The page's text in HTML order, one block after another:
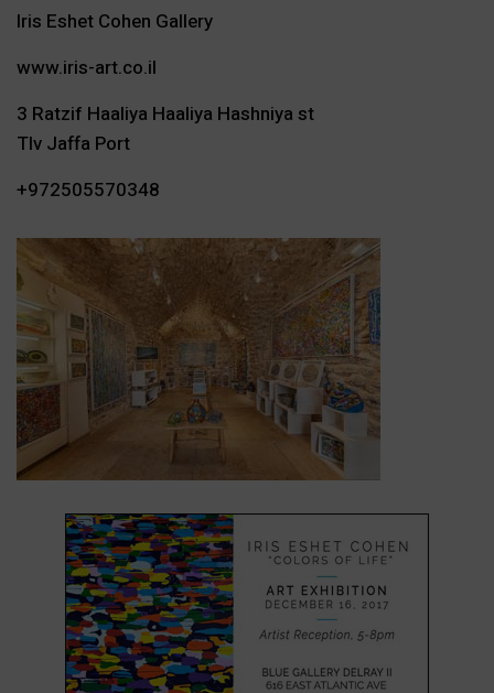
Iris Eshet Cohen Gallery
www.iris-art.co.il
3 Ratzif Haaliya Haaliya Hashniya st
Tlv Jaffa Port
+972505570348